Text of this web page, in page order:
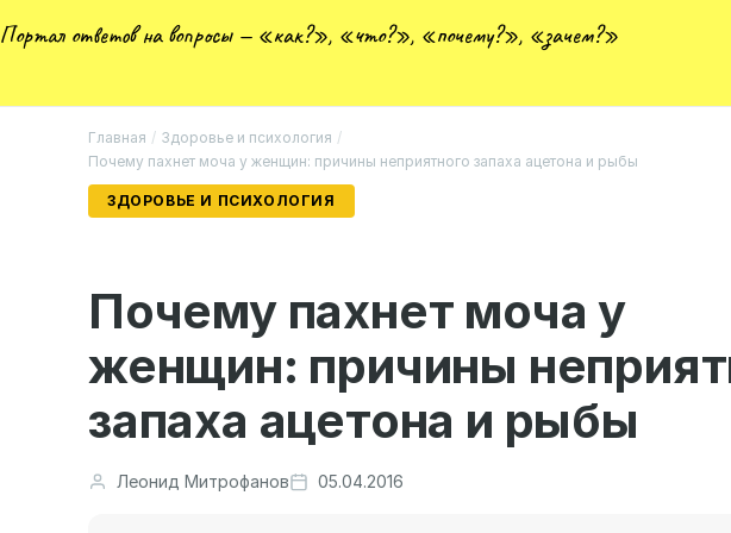
Портал ответов на вопросы — «как?», «что?», «почему?», «зачем?»
Главная / Здоровье и психология /
Почему пахнет моча у женщин: причины неприятного запаха ацетона и рыбы
ЗДОРОВЬЕ И ПСИХОЛОГИЯ
Почему пахнет моча у
женщин: причины
запаха ацетона и рыбы
Леонид Митрофанов 05.04.2016